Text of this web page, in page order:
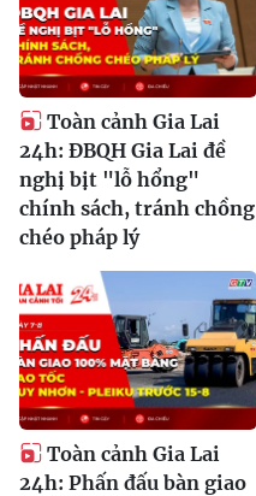
Toàn cảnh Gia Lai
24h: ĐBQH Gia Lai đề
nghị bịt "lỗ hổng"
chính sách, tránh chồng
chéo pháp lý
Toàn cảnh Gia Lai
24h: Phấn đấu bàn giao